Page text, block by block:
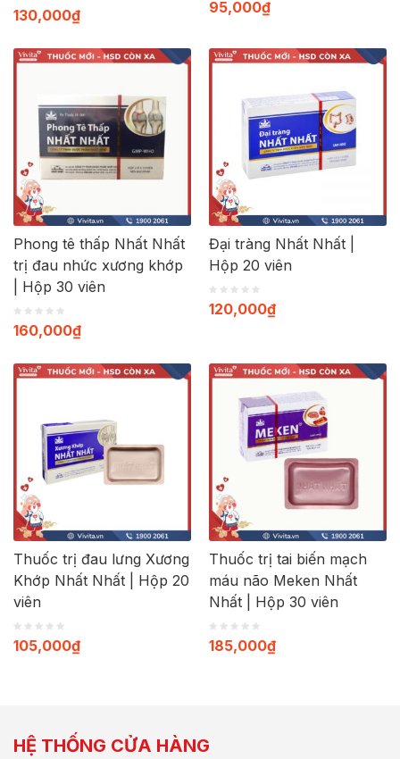
130,000₫ 95,000₫
Phong tê thấp Nhất Nhất
trị đau nhức xương khớp
| Hộp 30 viên
160,000₫
Đại tràng Nhất Nhất |
Hộp 20 viên
120,000₫
Thuốc trị đau lưng Xương
Khớp Nhất Nhất | Hộp 20
viên
105,000₫
Thuốc trị tai biến mạch
máu não Meken Nhất
Nhất | Hộp 30 viên
185,000₫
HỆ THỐNG CỬA HÀNG